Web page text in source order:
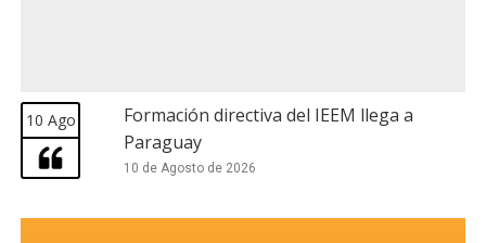
10 Ago
Formación directiva del IEEM llega a
Paraguay
10 de Agosto de 2026